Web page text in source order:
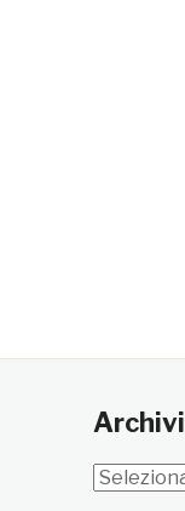
Archivi
Archivi